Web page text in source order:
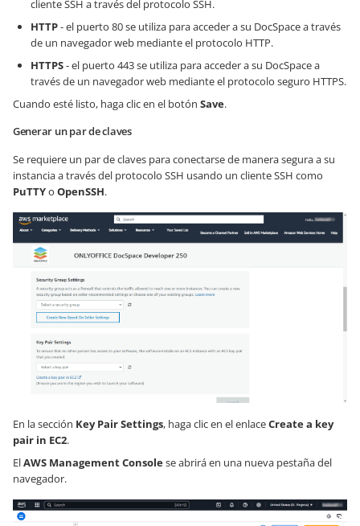
cliente SSH a través del protocolo SSH.
HTTP- el puerto 80 se utiliza para acceder a su DocSpace a través
de un navegador web mediante el protocolo HTTP.
HTTPS- el puerto 443 se utiliza para acceder a su DocSpace a
través de un navegador web mediante el protocolo seguro HTTPS.
Cuando esté listo, haga clic en el botón Save.
Generar un par de claves
Se requiere un par de claves para conectarse de manera segura a su
instancia a través del protocolo SSH usando un cliente SSH como
PuTTYo OpenSSH.
En la sección Key Pair Settings, haga clic en el enlaceCreate a key
pair in EC2.
ElAWS Management Consolese abrirá en una nueva pestaña del
navegador.